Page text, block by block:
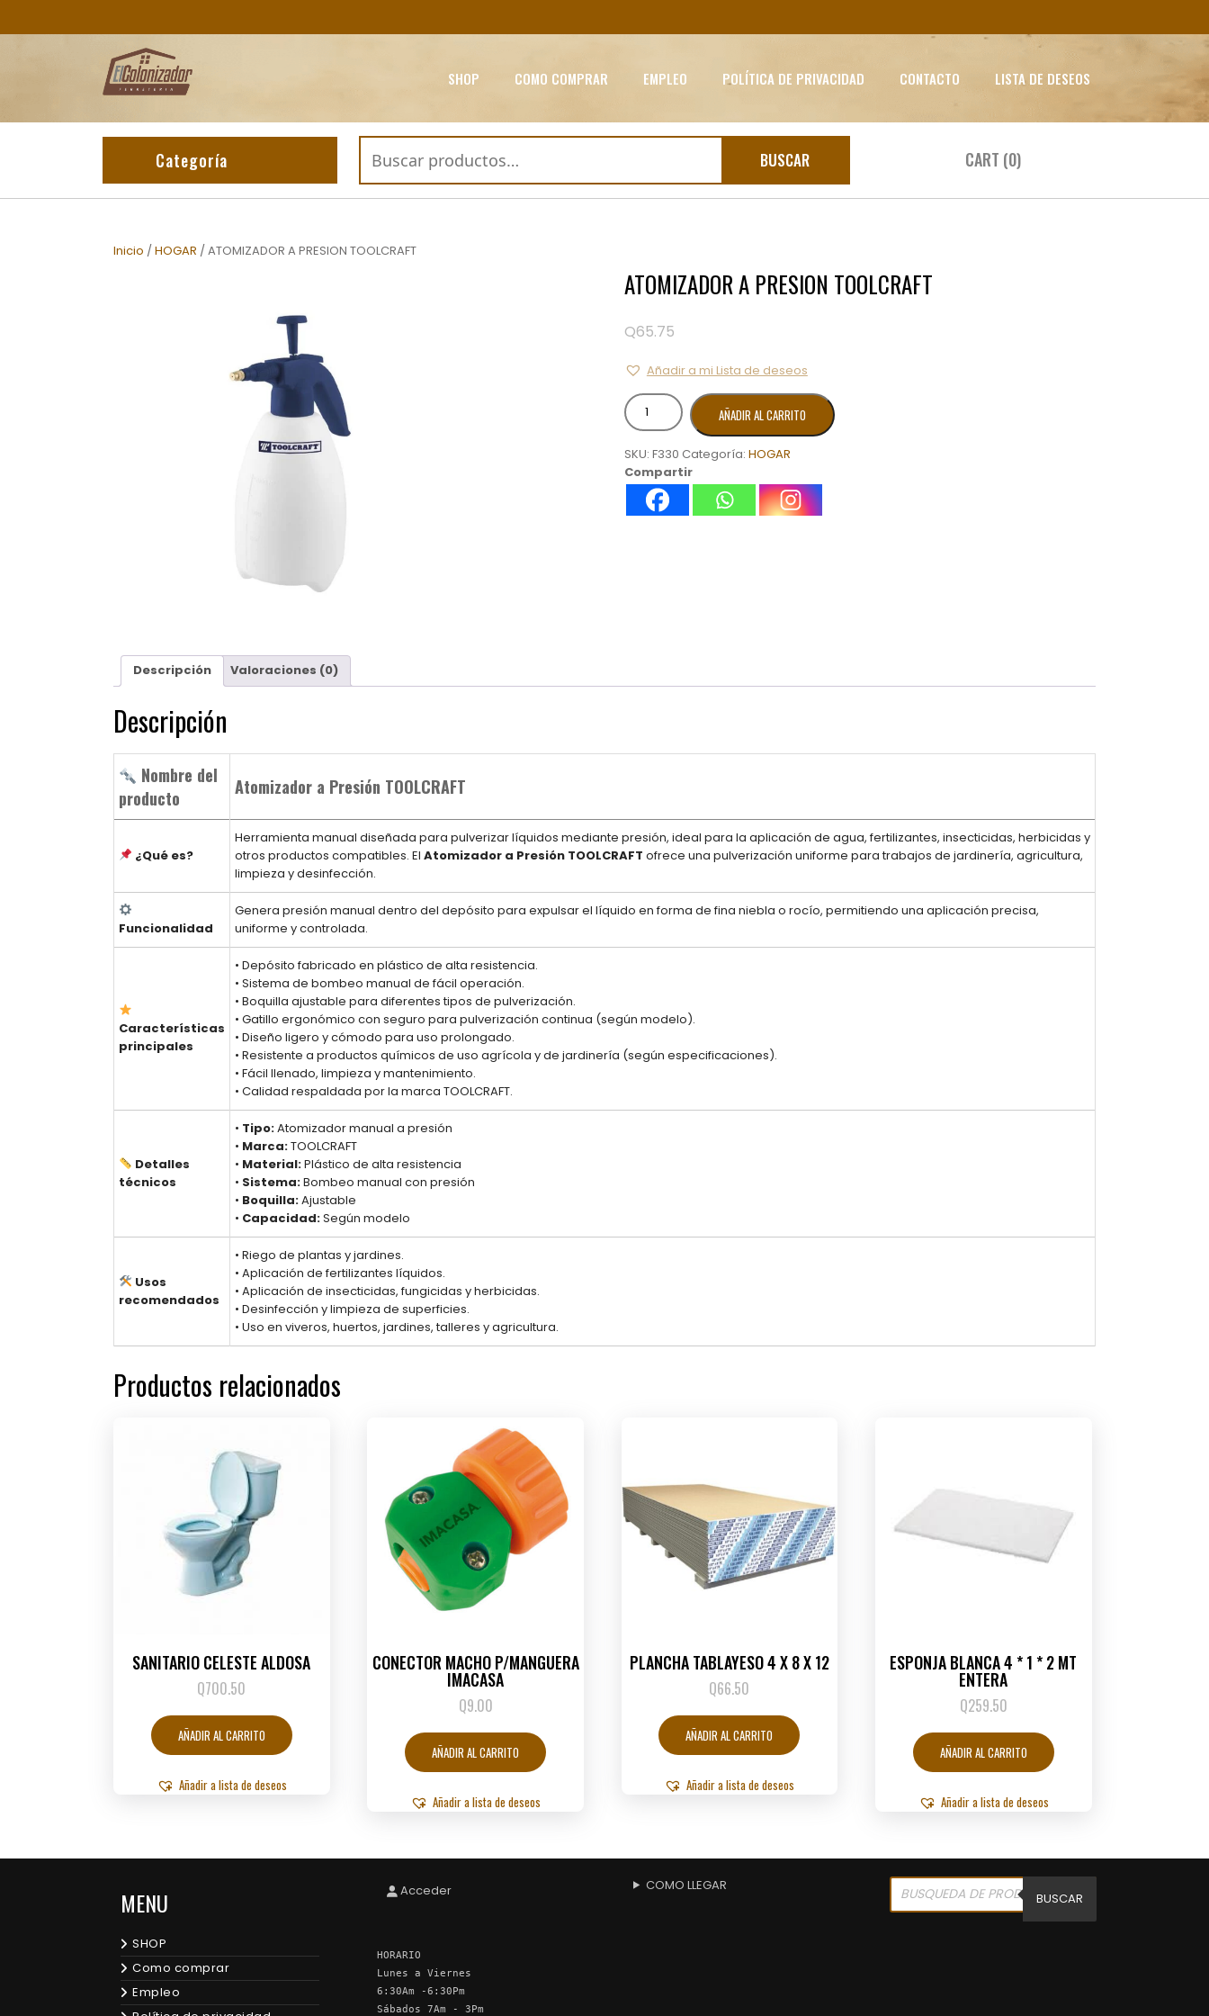
SHOP COMO COMPRAR EMPLEO POLÍTICA DE PRIVACIDAD CONTACTO LISTA DE DESEOS
Categoría
por:
BUSCAR CART (0)
Inicio /HOGAR / ATOMIZADOR A PRESION TOOLCRAFT
ATOMIZADOR A PRESION TOOLCRAFT
Q65.75
Añadir a mi Lista de deseos
ATOMIZADOR
A
TOOLCRAFT
cantidad
AÑADIR AL CARRITO
SKU: F330 Categoría: HOGAR
Compartir
Descripción Valoraciones (0)
Descripción
Nombre del
producto
Atomizador a Presión TOOLCRAFT
¿Qué es?
Herramienta manual diseñada para pulverizar líquidos mediante presión, ideal para la aplicación de agua, fertilizantes, insecticidas, herbicidas y
otros productos compatibles. El Atomizador a Presión TOOLCRAFT ofrece una pulverización uniforme para trabajos de jardinería, agricultura,
limpieza y desinfección.
Funcionalidad
Genera presión manual dentro del depósito para expulsar el líquido en forma de fina niebla o rocío, permitiendo una aplicación precisa,
uniforme y controlada.
Características
principales
• Depósito fabricado en plástico de alta resistencia.
• Sistema de bombeo manual de fácil operación.
• Boquilla ajustable para diferentes tipos de pulverización.
• Gatillo ergonómico con seguro para pulverización continua (según modelo).
• Diseño ligero y cómodo para uso prolongado.
• Resistente a productos químicos de uso agrícola y de jardinería (según especificaciones).
• Fácil llenado, limpieza y mantenimiento.
• Calidad respaldada por la marca TOOLCRAFT.
Detalles
técnicos
• Tipo:Atomizador manual a presión
• Marca:TOOLCRAFT
• Material:Plástico de alta resistencia
• Sistema:Bombeo manual con presión
• Boquilla:Ajustable
• Capacidad:Según modelo
Usos
recomendados
• Riego de plantas y jardines.
• Aplicación de fertilizantes líquidos.
• Aplicación de insecticidas, fungicidas y herbicidas.
• Desinfección y limpieza de superficies.
• Uso en viveros, huertos, jardines, talleres y agricultura.
Productos relacionados
SANITARIO CELESTE ALDOSA
Q700.50
AÑADIR AL CARRITO
Añadir a lista de deseos
CONECTOR MACHO P/MANGUERA
IMACASA
Q9.00
AÑADIR AL CARRITO
Añadir a lista de deseos
PLANCHA TABLAYESO 4 X 8 X 12
Q66.50
AÑADIR AL CARRITO
Añadir a lista de deseos
ESPONJA BLANCA 4 * 1 * 2 MT
ENTERA
Q259.50
AÑADIR AL CARRITO
Añadir a lista de deseos
MENU
SHOP
Como comprar
Empleo
Acceder
HORARIO
Lunes a Viernes
6:30Am -6:30Pm
Sábados 7Am - 3Pm
COMO LLEGAR Products
search BUSCAR